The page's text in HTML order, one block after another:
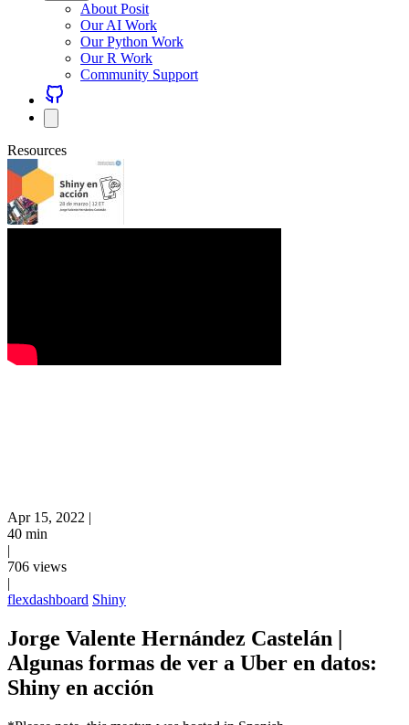
About Posit
Our AI Work
Our Python Work
Our R Work
Community Support
Resources
Apr 15, 2022 |
40 min
|
706 views
|
flexdashboard Shiny
Jorge Valente Hernández Castelán |
Algunas formas de ver a Uber en datos:
Shiny en acción